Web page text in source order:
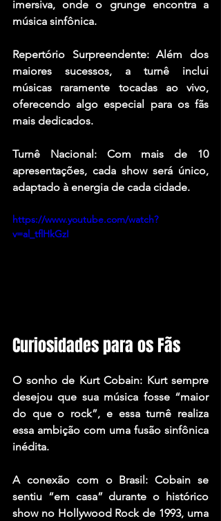
imersiva, onde o grunge encontra a
música sinfônica.
Repertório Surpreendente: Além dos
maiores sucessos, a turnê inclui
músicas raramente tocadas ao vivo,
oferecendo algo especial para os fãs
mais dedicados.
Turnê Nacional: Com mais de 10
apresentações, cada show será único,
adaptado à energia de cada cidade.
https://www.youtube.com/watch?
v=al_tflHkGzI
Curiosidades para os Fãs
O sonho de Kurt Cobain: Kurt sempre
desejou que sua música fosse “maior
do que o rock”, e essa turnê realiza
essa ambição com uma fusão sinfônica
inédita.
A conexão com o Brasil: Cobain se
sentiu “em casa” durante o histórico
show no Hollywood Rock de 1993, uma